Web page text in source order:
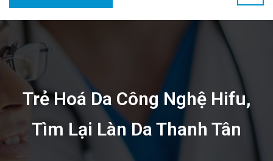
Trẻ Hoá Da Công Nghệ Hifu,
Tìm Lại Làn Da Thanh Tân